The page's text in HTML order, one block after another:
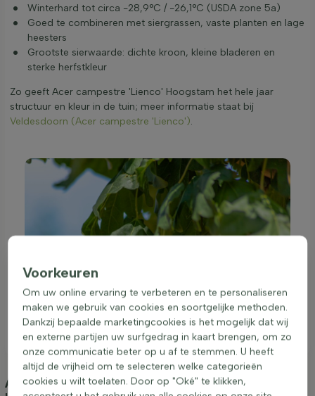
Winterhard tot circa -28,9°C / -26,1°C (USDA zone 5a)
Goed te combineren met siergrassen, vaste planten en lage
heesters
Grootste sierwaarde: dichte kroon, kleine bladeren en
sterke herfstkleur
Zo geeft Acer campestre 'Lienco' Hoogstam het hele jaar
structuur en kleur in de tuin; meer informatie staat bij
Veldesdoorn (Acer campestre 'Lienco').
Aanplanten & verzorging Acer campestre
Voorkeuren
Om uw online ervaring te verbeteren en te personaliseren
maken we gebruik van cookies en soortgelijke methoden.
Dankzij bepaalde marketingcookies is het mogelijk dat wij
en externe partijen uw surfgedrag in kaart brengen, om zo
onze communicatie beter op u af te stemmen. U heeft
altijd de vrijheid om te selecteren welke categorieën
cookies u wilt toelaten. Door op "Oké" te klikken,